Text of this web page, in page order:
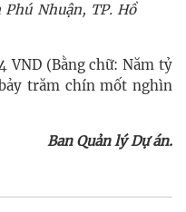
Phú Nhuận, TP. Hồ
VND (Bằng chữ: Năm tỷ
trăm chín mốt nghìn
Ban Quản lý Dự án.